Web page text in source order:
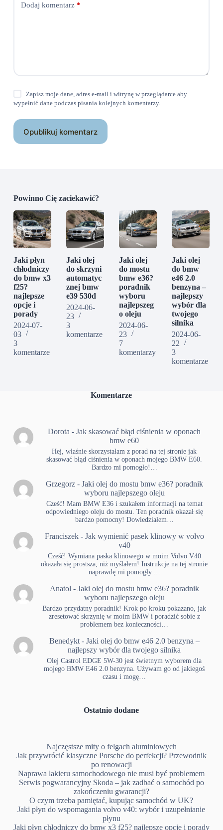
Dodaj komentarz*
Zapisz moje dane, adres e-mail i witrynę w przeglądarce aby
wypełnić dane podczas pisania kolejnych komentarzy.
Opublikuj komentarz
Powinno Cię zaciekawić?
Jaki płyn
chłodniczy
do bmw x3
f25?
najlepsze
opcje i
porady
2024-07-
03
3
komentarze
Jaki olej
do skrzyni
automatyc
znej bmw
e39 530d
2024-06-
23
3
komentarze
Jaki olej
do mostu
bmw e36?
poradnik
wyboru
najlepszeg
o oleju
2024-06-
23
7
komentarzy
Jaki olej
do bmw
e46 2.0
benzyna –
najlepszy
wybór dla
twojego
silnika
2024-06-
22
3
komentarze
Komentarze
Dorota -Jak skasować błąd ciśnienia w oponach
bmw e60
Hej, właśnie skorzystałam z porad na tej stronie jak
skasować błąd ciśnienia w oponach mojego BMW E60.
Bardzo mi pomogło!…
Grzegorz- Jaki olej do mostu bmw e36? poradnik
wyboru najlepszego oleju
Cześć! Mam BMW E36 i szukałem informacji na temat
odpowiedniego oleju do mostu. Ten poradnik okazał się
bardzo pomocny! Dowiedziałem…
Franciszek- Jak wymienić pasek klinowy w volvo
v40
Cześć! Wymiana paska klinowego w moim Volvo V40
okazała się prostsza, niż myślałem! Instrukcje na tej stronie
naprawdę mi pomogły.…
Anatol - Jaki olej do mostu bmw e36? poradnik
wyboru najlepszego oleju
Bardzo przydatny poradnik! Krok po kroku pokazano, jak
zresetować skrzynię w moim BMW i poradzić sobie z
problemem bez konieczności…
Benedykt- Jaki olej do bmw e46 2.0 benzyna –
najlepszy wybór dla twojego silnika
Olej Castrol EDGE 5W-30 jest świetnym wyborem dla
mojego BMW E46 2.0 benzyna. Używam go od jakiegoś
czasu i mogę…
Ostatnio dodane
Najczęstsze mity o felgach aluminiowych
Jak przywrócić klasyczne Porsche do perfekcji? Przewodnik
po renowacji
Naprawa lakieru samochodowego nie musi być problemem
Serwis pogwarancyjny Skoda – jak zadbać o samochód po
zakończeniu gwarancji?
O czym trzeba pamiętać, kupując samochód w UK?
Jaki płyn do wspomagania volvo v40: wybór i uzupełnianie
płynu
Jaki płyn chłodniczy do bmw x3 f25? najlepsze opcje i porady